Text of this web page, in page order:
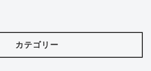
カテゴリー